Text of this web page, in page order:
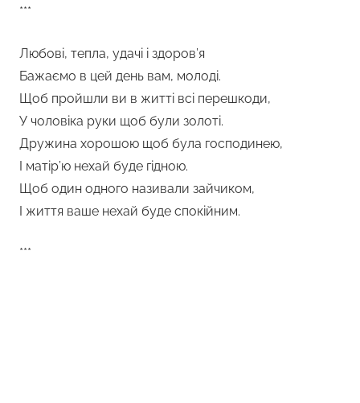
***
Любові, тепла, удачі і здоров’я
Бажаємо в цей день вам, молоді.
Щоб пройшли ви в житті всі перешкоди,
У чоловіка руки щоб були золоті.
Дружина хорошою щоб була господинею,
І матір’ю нехай буде гідною.
Щоб один одного називали зайчиком,
І життя ваше нехай буде спокійним.
***